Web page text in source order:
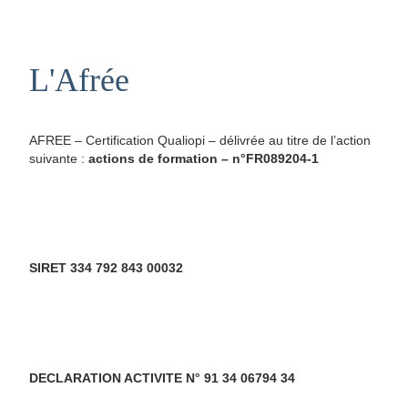
L'Afrée
AFREE – Certification Qualiopi – délivrée au titre de l’action
suivante : actions de formation – n°FR089204-1
SIRET 334 792 843 00032
DECLARATION ACTIVITE N° 91 34 06794 34